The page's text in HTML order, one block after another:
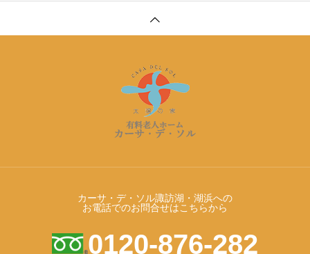
カーサ・デ・ソル諏訪湖・湖浜への
お電話でのお問合せはこちらから
0120-876-282